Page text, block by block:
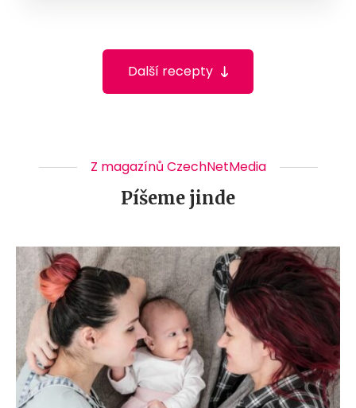
Další recepty
Z magazínů CzechNetMedia
Píšeme jinde